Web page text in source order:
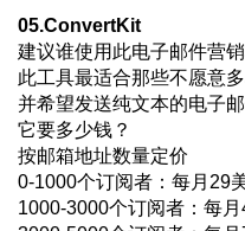
05.ConvertKit
建议谁使用此电子邮件营
此工具最适合那些不愿意
并希望发送纯文本的电子邮
它要多少钱？
按邮箱地址数量定价
0-1000个订阅者：每月29
1000-3000个订阅者：每